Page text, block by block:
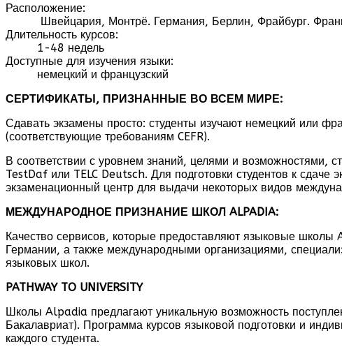
Расположение:
Швейцария, Монтрё. Германия, Берлин, Фрайбург.
Длительность курсов:
1-48 недель
Доступные для изучения языки:
немецкий и французский
СЕРТИФИКАТЫ, ПРИЗНАННЫЕ ВО ВСЕМ МИРЕ:
Сдавать экзамены просто: студенты изучают немецкий или
(соответствующие требованиям CEFR).
В соответствии с уровнем знаний, целями и возможностями,
TestDaf или TELC Deutsch. Для подготовки студентов к
экзаменационный центр для выдачи некоторых видов
МЕЖДУНАРОДНОЕ ПРИЗНАНИЕ ШКОЛ ALPADIA:
Качество сервисов, которые предоставляют языковые
Германии, а также международными организациями,
языковых школ.
PATHWAY TO UNIVERSITY
Школы Alpadia предлагают уникальную возможность
Бакалавриат). Программа курсов языковой подготовки и
каждого студента.